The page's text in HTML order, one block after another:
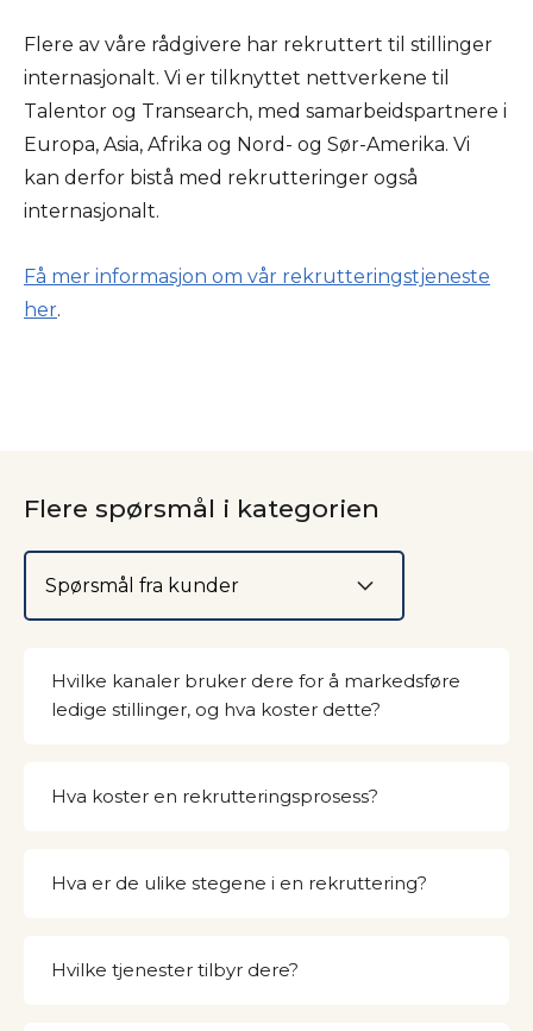
Flere av våre rådgivere har rekruttert til stillinger
internasjonalt. Vi er tilknyttet nettverkene til
Talentor og Transearch, med samarbeidspartnere i
Europa, Asia, Afrika og Nord- og Sør-Amerika. Vi
kan derfor bistå med rekrutteringer også
internasjonalt.
Få mer informasjon om vår rekrutteringstjeneste
her.
Flere spørsmål i kategorien
Velg kategori
Hvilke kanaler bruker dere for å markedsføre
ledige stillinger, og hva koster dette?
Hva koster en rekrutteringsprosess?
Hva er de ulike stegene i en rekruttering?
Hvilke tjenester tilbyr dere?